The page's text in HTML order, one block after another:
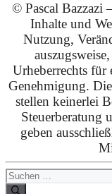
© Pascal
Inhalte und
Nutzung,
Urheberrechts für
Genehmigung.
stellen keinerlei
Steuerberatung
geben
Suchen
nach: